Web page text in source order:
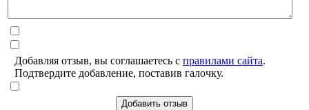
Добавляя отзыв, вы соглашаетесь с правилами сайта.
Подтвердите добавление, поставив галочку.
Добавить отзыв